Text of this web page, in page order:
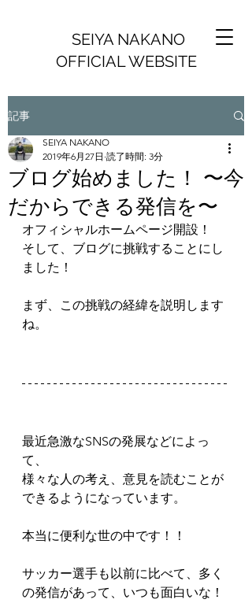
SEIYA NAKANO
OFFICIAL WEBSITE
記事
ブログ始めました！ 〜今
だからできる発信を〜
SEIYA NAKANO
2019年6月27日 読了時間: 3分
オフィシャルホームページ開設！
そして、ブログに挑戦することにし
ました！
まず、この挑戦の経緯を説明します
ね。
最近急激なSNSの発展などによっ
て、
様々な人の考え、意見を読むことが
できるようになっています。
本当に便利な世の中です！！
サッカー選手も以前に比べて、多く
の発信があって、いつも面白いな！